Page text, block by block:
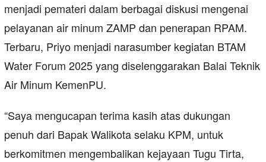
menjadi pemateri dalam berbagai diskusi mengenai
pelayanan air minum ZAMP dan penerapan RPAM.
Terbaru, Priyo menjadi narasumber kegiatan BTAM
Water Forum 2025 yang diselenggarakan Balai Teknik
Air Minum KemenPU.
“Saya mengucapan terima kasih atas dukungan
penuh dari Bapak Walikota selaku KPM, untuk
berkomitmen mengembalikan kejayaan Tugu Tirta,